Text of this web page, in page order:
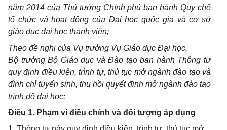
năm 2014 của Thủ tướng Chính phủ ban hành Quy chế
tổ chức và hoạt động của Đại học quốc gia và cơ sở
giáo dục đại học thành viên;
Theo đề nghị của Vụ trưởng Vụ Giáo dục Đại học,
Bộ trưởng Bộ Giáo dục và Đào tạo ban hành Thông tư
quy định điều kiện, trình tự, thủ tục mở ngành đào tạo và
đình chỉ tuyển sinh, thu hồi quyết định mở ngành đào tạo
trình độ đại học:
Điều 1. Phạm vi điều chỉnh và đối tượng áp dụng